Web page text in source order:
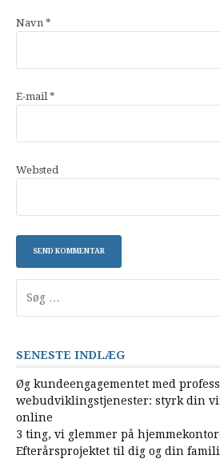
Navn *
E-mail*
Websted
efter:
SENESTE INDLÆG
Øg kundeengagementet med
webudviklingstjenester: styrk din
online
3 ting, vi glemmer på
Efterårsprojektet til dig og din